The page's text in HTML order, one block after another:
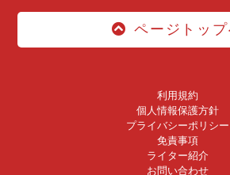
ページトップ
利用規約
個人情報保護方針
プライバシーポリシー
免責事項
ライター紹介
お問い合わせ